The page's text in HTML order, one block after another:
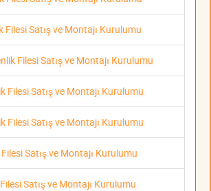
Filesi Satış ve Montajı Kurulumu
Filesi Satış ve Montajı Kurulumu
Filesi Satış ve Montajı Kurulumu
Filesi Satış ve Montajı Kurulumu
Satış ve Montajı Kurulumu
Satış ve Montajı Kurulumu